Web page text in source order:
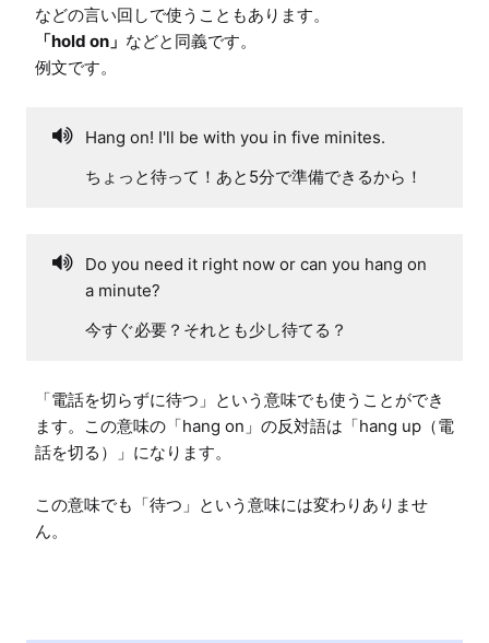
「hold on」 などと同義です。
Hang on! I'll be with you in five minites.
ちょっと待って！あと5分で準備できるから！
Do you need it right now or can you hang on
a minute?
今すぐ必要？それとも少し待てる？
「電話を切らずに待つ」という意味でも使うことができ
ます。この意味の「hang on」の反対語は「hang up（電
話を切る）」になります。
この意味でも「待つ」という意味には変わりありませ
ん。